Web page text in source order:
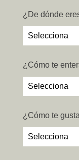
¿De dónde
¿Cómo te
¿Cómo te